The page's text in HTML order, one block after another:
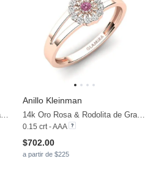
9k Oro blanco & Rodolita de Granito & Moissanita
Anillo Kleinman
14k Oro Rosa & Rodolita de Granito & Moissanita
0.15 crt - AAA
$702.00
a partir de $225